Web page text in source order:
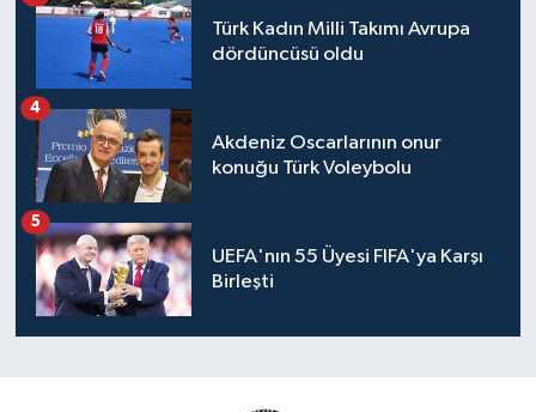
Türk Kadın Milli Takımı Avrupa
dördüncüsü oldu
Akdeniz Oscarlarının onur
konuğu Türk Voleybolu
4
UEFA'nın 55 Üyesi FIFA'ya Karşı
Birleşti
5